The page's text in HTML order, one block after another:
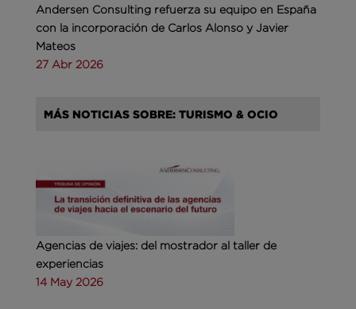
Andersen Consulting refuerza su equipo en España
con la incorporación de Carlos Alonso y Javier
Mateos
27 Abr 2026
MÁS NOTICIAS SOBRE: TURISMO & OCIO
Agencias de viajes: del mostrador al taller de
experiencias
14 May 2026